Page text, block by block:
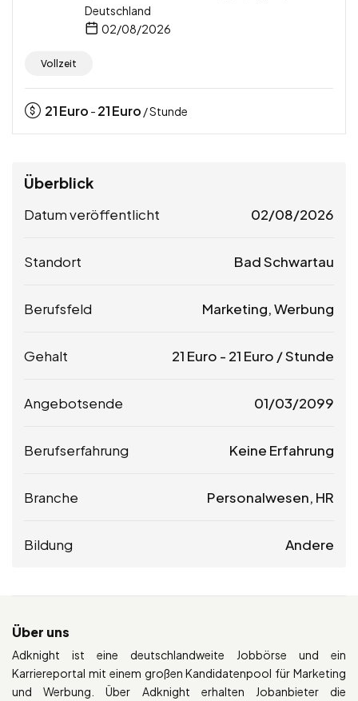
Deutschland
02/08/2026
Vollzeit
21Euro - 21Euro / Stunde
Überblick
Datum veröffentlicht 02/08/2026
Standort Bad Schwartau
Berufsfeld Marketing, Werbung
Gehalt 21 Euro - 21 Euro / Stunde
Angebotsende 01/03/2099
Berufserfahrung Keine Erfahrung
Branche Personalwesen, HR
Bildung Andere
Über uns
Adknight ist eine deutschlandweite Jobbörse und ein
Karriereportal mit einem großen Kandidatenpool für Marketing
und Werbung. Über Adknight erhalten Jobanbieter die